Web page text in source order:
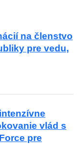
na členstvo
pre vedu,
vlád s
pre